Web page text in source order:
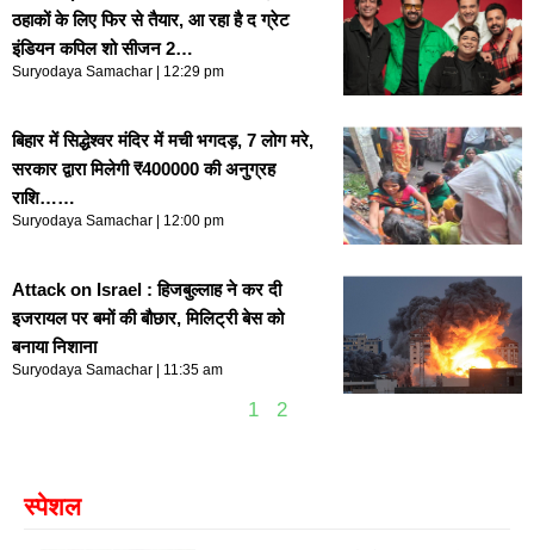
ठहाकों के लिए फिर से तैयार, आ रहा है द ग्रेट
इंडियन कपिल शो सीजन 2…
Suryodaya Samachar 12:29 pm
बिहार में सिद्धेश्वर मंदिर में मची भगदड़, 7 लोग मरे,
सरकार द्वारा मिलेगी ₹400000 की अनुग्रह
राशि……
Suryodaya Samachar 12:00 pm
Attack on Israel : हिजबुल्लाह ने कर दी
इजरायल पर बमों की बौछार, मिलिट्री बेस को
बनाया निशाना
Suryodaya Samachar 11:35 am
1 2
स्पेशल